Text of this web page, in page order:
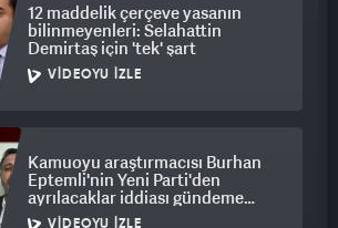
12 maddelik çerçeve yasanın
bilinmeyenleri: Selahattin
Demirtaş için 'tek' şart
VIDEOYU İZLE
Kamuoyu araştırmacısı Burhan
Eptemli'nin Yeni Parti'den
ayrılacaklar iddiası gündeme
bomba gibi düştü
VIDEOYU İZLE